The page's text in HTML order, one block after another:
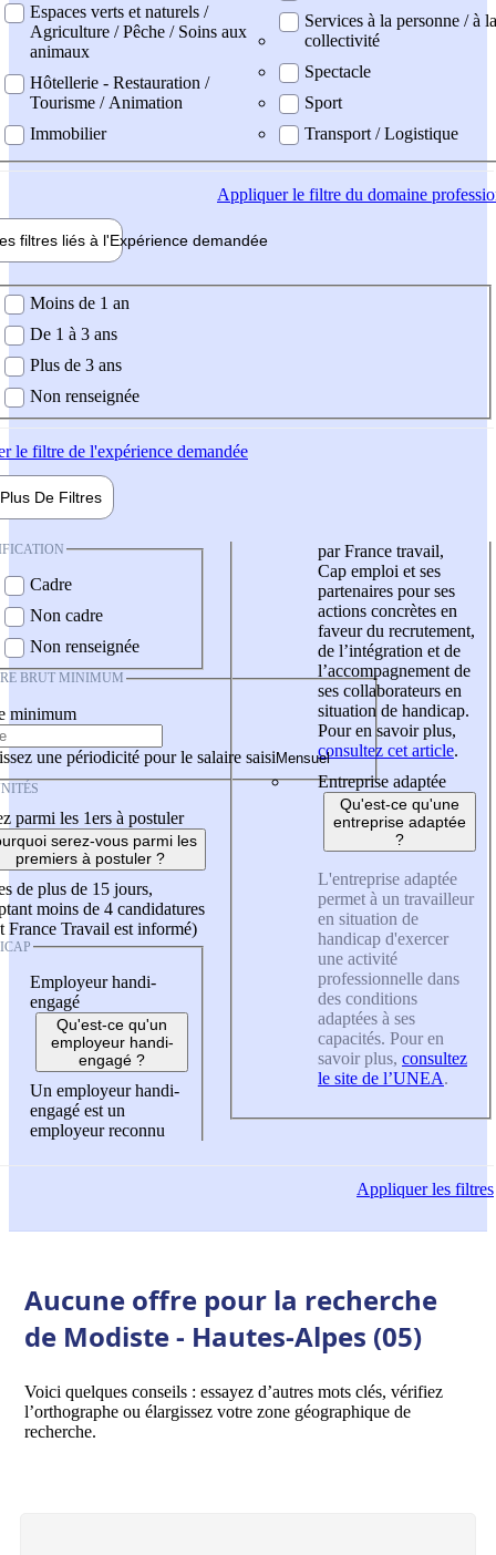
Espaces verts et naturels /
Agriculture / Pêche / Soins aux
animaux
Hôtellerie - Restauration /
Tourisme / Animation
Immobilier
Services à la personne / à la
collectivité
Spectacle
Sport
Transport / Logistique
Appliquerle filtre du domaine
filtres liés à l'Expérience demandée
demandée
Moins de 1 an
De 1 à 3 ans
Plus de 3 ans
Non renseignée
le filtre de l'expérience demandée
Plus De Filtres
Cadre
Non cadre
Non renseignée
BRUT MINIMUM
minimum
une périodicité pour le salaire saisi
parmi les 1ers à postuler
serez-vous parmi les
premiers à postuler ?
de plus de 15 jours,
moins de 4 candidatures
France Travail est informé)
Employeur handi-
engagé
Qu'est-ce qu'un
employeur handi-
engagé ?
Un employeur handi-
engagé est un
employeur reconnu
par France travail,
Cap emploi et ses
partenaires pour ses
actions concrètes en
faveur du recrutement,
de l’intégration et de
l’accompagnement de
ses collaborateurs en
situation de handicap.
Pour en savoir plus,
consultez cet article.
Entreprise adaptée
Qu'est-ce qu'une
entreprise adaptée
?
L'entreprise adaptée
permet à un travailleur
en situation de
handicap d'exercer
une activité
professionnelle dans
des conditions
adaptées à ses
capacités. Pour en
savoir plus, consultez
le site de l’UNEA.
Appliquerles filtres
Aucune offre pour la recherche
de Modiste - Hautes-Alpes (05)
Voici quelques conseils : essayez d’autres mots clés, vérifiez
l’orthographe ou élargissez votre zone géographique de
recherche.